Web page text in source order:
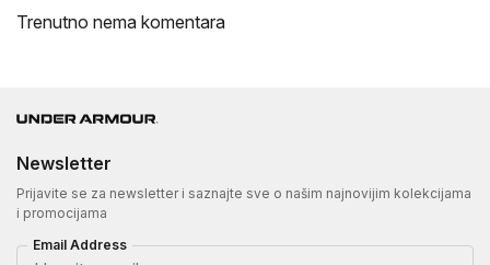
Trenutno nema komentara
Newsletter
Prijavite se za newsletter i saznajte sve o našim najnovijim kolekcijama
i promocijama
Email Address